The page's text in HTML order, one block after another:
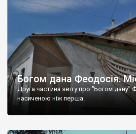
Богом дана Феодосія.
Друга частина звіту про "Богом
насиченою ніж перша.